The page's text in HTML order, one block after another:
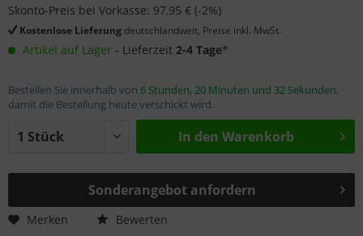
Skonto-Preis bei Vorkasse: 97,95 € (-2%)
Kostenlose Lieferung deutschlandweit, Preise inkl. MwSt.
Artikel auf Lager - Lieferzeit 2-4 Tage*
Bestellen Sie innerhalb von 6 Stunden, 20 Minuten und 32 Sekunden,
damit die Bestellung heute verschickt wird.
In den Warenkorb
Sonderangebot anfordern
Merken Bewerten